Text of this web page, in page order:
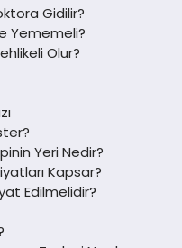
Gidilir?
Yememeli?
Olur?
Yeri Nedir?
Kapsar?
Edilmelidir?